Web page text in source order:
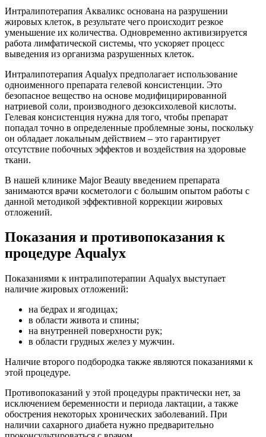
Интралипотерапия Акваликс основана на разрушении
жировых клеток, в результате чего происходит резкое
уменьшение их количества. Одновременно активизируется
работа лимфатической системы, что ускоряет процесс
выведения из организма разрушенных клеток.
Интралипотерапия Aqualyx предполагает использование
одноименного препарата гелевой консистенции. Это
безопасное вещество на основе модифицирированной
натриевой соли, производного дезоксихолевой кислоты.
Гелевая консистенция нужна для того, чтобы препарат
попадал точно в определенные проблемные зоны, поскольку
он обладает локальным действием – это гарантирует
отсутствие побочных эффектов и воздействия на здоровые
ткани.
В нашей клинике Major Beauty введением препарата
занимаются врачи косметологи с большим опытом работы с
данной методикой эффективной коррекции жировых
отложений.
Показания и противопоказания к
процедуре Aqualyx
Показаниями к интралипотерапии Aqualyx выступает
наличие жировых отложений:
на бедрах и ягодицах;
в области живота и спины;
на внутренней поверхности рук;
в области грудных желез у мужчин.
Наличие второго подбородка также являются показаниями к
этой процедуре.
Противопоказаний у этой процедуры практически нет, за
исключением беременности и периода лактации, а также
обострения некоторых хронических заболеваний. При
наличии сахарного диабета нужно предварительно